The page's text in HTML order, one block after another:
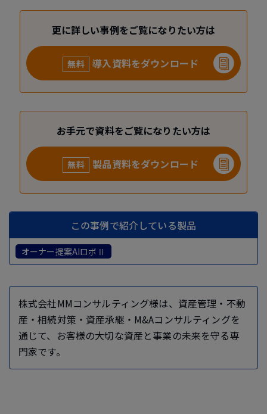
更に詳しい事例をご覧になりたい方は
無料 導入資料をダウンロード
お手元で資料をご覧になりたい方は
無料 製品資料をダウンロード
この事例で紹介している製品
オーナー提案AIロボⅡ
株式会社MMコンサルティング様は、資産管理・不動
産・相続対策・資産承継・M&Aコンサルティングを
通じて、お客様の大切な資産と事業の未来を守る専
門家です。